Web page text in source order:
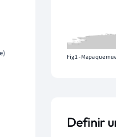
Fig 1 - Mapa que
Definir